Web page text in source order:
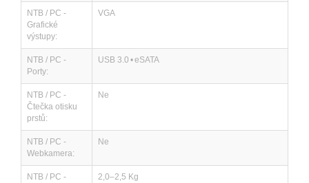
NTB / PC -
Grafické
výstupy:
VGA
NTB / PC -
Porty:
USB 3.0 • eSATA
NTB / PC -
Čtečka otisku
prstů:
Ne
NTB / PC -
Webkamera:
Ne
NTB / PC -
2,0–2,5 Kg